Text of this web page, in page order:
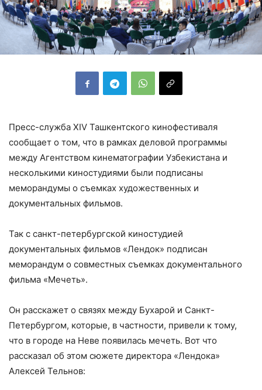
Пресс-служба XIV Ташкентского кинофестиваля
сообщает о том, что в рамках деловой программы
между Агентством кинематографии Узбекистана и
несколькими киностудиями были подписаны
меморандумы о съемках художественных и
документальных фильмов.
Так с санкт-петербургской киностудией
документальных фильмов «Лендок» подписан
меморандум о совместных съемках документального
фильма «Мечеть».
Он расскажет о связях между Бухарой и Санкт-
Петербургом, которые, в частности, привели к тому,
что в городе на Неве появилась мечеть. Вот что
рассказал об этом сюжете директора «Лендока»
Алексей Тельнов: